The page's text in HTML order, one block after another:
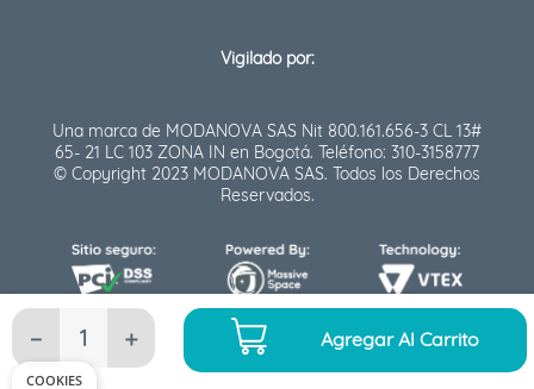
＋
－ Agregar Al Carrito
Vigilado por:
Una marca de MODANOVA SAS Nit 800.161.656-3 CL 13#
65- 21 LC 103 ZONA IN en Bogotá. Teléfono: 310-3158777
© Copyright 2023 MODANOVA SAS. Todos los Derechos
Reservados.
COOKIES